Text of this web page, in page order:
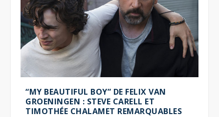
“MY BEAUTIFUL BOY” DE FELIX VAN
GROENINGEN : STEVE CARELL ET
TIMOTHÉE CHALAMET REMARQUABLES